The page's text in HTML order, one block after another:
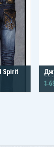
Spirit
1